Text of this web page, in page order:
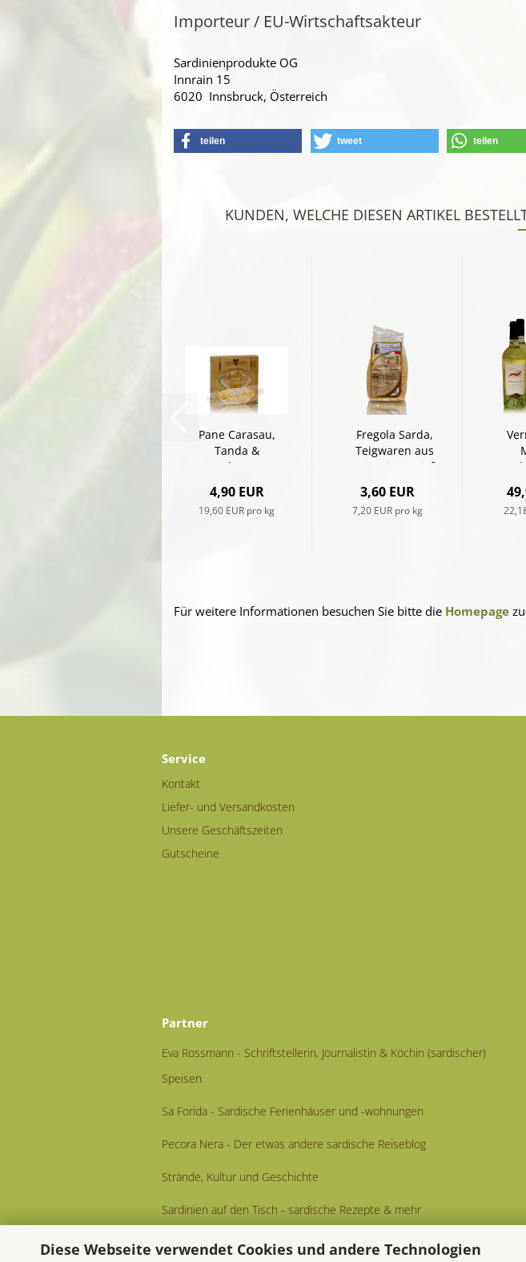
Diese Webseite verwendet Cookies und andere Technologien
Importeur / EU-Wirtschaftsakteur
Sardinienprodukte OG
Innrain 15
6020 Innsbruck, Österreich
teilen tweet teilen
KUNDEN, WELCHE DIESEN ARTIKEL
Pane Carasau,
Tanda &
Spada, 250g
4,90 EUR
19,60 EUR pro kg
Fregola Sarda,
Teigwaren aus
Hartweizengrieß,
3,60 EUR
7,20 EUR pro kg
Für weitere Informationen besuchen Sie bitte die Homepage
Service
Kontakt
Liefer- und Versandkosten
Unsere Geschäftszeiten
Gutscheine
Partner
Eva Rossmann - Schriftstellerin, Journalistin & Köchin (sardischer)
Speisen
Sa Forida - Sardische Ferienhäuser und -wohnungen
Pecora Nera - Der etwas andere sardische Reiseblog
Strände, Kultur und Geschichte
Sardinien auf den Tisch - sardische Rezepte & mehr